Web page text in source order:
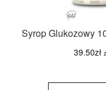
Syrop Glukozowy
39.50zł
ilość Syrop